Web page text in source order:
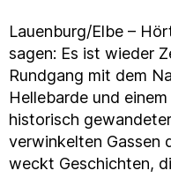
Lauenburg/Elbe –
sagen: Es ist wieder
Rundgang mit dem
Hellebarde und
historisch
verwinkelten
weckt Geschichten,